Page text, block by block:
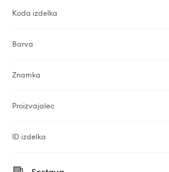
Koda izdelka
Barva
Znamka
Proizvajalec
ID izdelka